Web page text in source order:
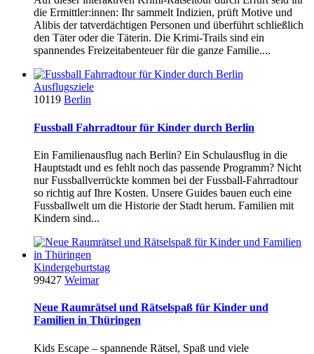
die Ermittler:innen: Ihr sammelt Indizien, prüft Motive und
Alibis der tatverdächtigen Personen und überführt schließlich
den Täter oder die Täterin. Die Krimi-Trails sind ein
spannendes Freizeitabenteuer für die ganze Familie....
Ausflugsziele
10119 Berlin
Fussball Fahrradtour für Kinder durch Berlin
Ein Familienausflug nach Berlin? Ein Schulausflug in die
Hauptstadt und es fehlt noch das passende Programm? Nicht
nur Fussballverrückte kommen bei der Fussball-Fahrradtour
so richtig auf Ihre Kosten. Unsere Guides bauen euch eine
Fussballwelt um die Historie der Stadt herum. Familien mit
Kindern sind...
Kindergeburtstag
99427 Weimar
Neue Raumrätsel und Rätselspaß für Kinder und
Familien in Thüringen
Kids Escape – spannende Rätsel, Spaß und viele